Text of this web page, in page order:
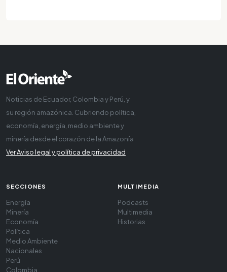
Noticias de Ecuador, Colombia y Perú, y
su región amazónica. Cubriendo política,
economía, energía, medio ambiente y
minería desde el corazón de la Amazonía
Ver Aviso legal y política de privacidad
SECCIONES
Energía
Minería
Economía
Política
Medio Ambiente
Nacionales
Perú
Colombia
MULTIMEDIA
Podcasts
Multimedia
Historias